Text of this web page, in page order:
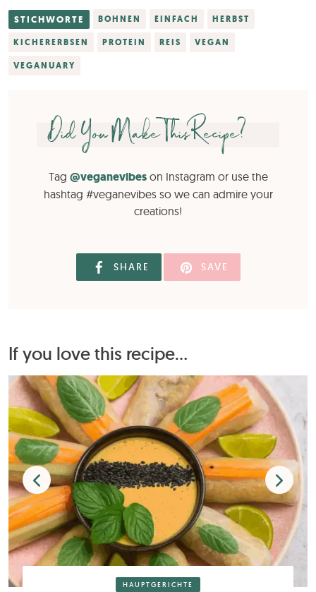
STICHWORTE BOHNEN EINFACH HERBST
KICHERERBSEN PROTEIN REIS VEGAN
VEGANUARY
Did You Make This Recipe?
Tag @veganevibeson Instagram or use the
hashtag #veganevibes so we can admire your
creations!
SHARE SAVE
If you love this recipe...
HAUPTGERICHTE